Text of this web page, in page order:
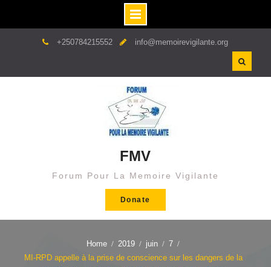
+250784215552 info@memoirevigilante.org
FMV
Forum Pour La Memoire Vigilante
Donate
Home 2019 juin
7
MI-RPD appelle à la prise de conscience sur les dangers de la